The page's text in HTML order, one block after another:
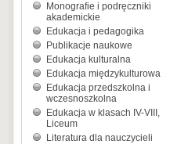
Monografie i podręczniki
akademickie
Edukacja i pedagogika
Publikacje naukowe
Edukacja kulturalna
Edukacja międzykulturowa
Edukacja przedszkolna i
wczesnoszkolna
Edukacja w klasach IV-VIII,
Liceum
Literatura dla nauczycieli